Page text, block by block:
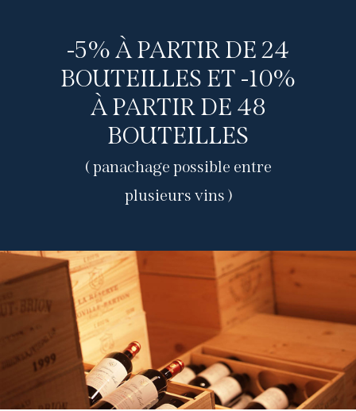
-5% À PARTIR DE 24
BOUTEILLES ET -10%
À PARTIR DE 48
BOUTEILLES
( panachage possible entre
plusieurs vins )